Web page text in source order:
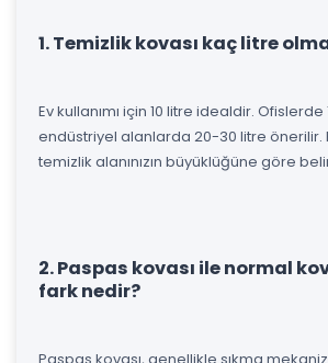
1. Temizlik kovası kaç litre
Ev kullanımı için 10 litre idealdir. Ofislerde
endüstriyel alanlarda 20-30 litre önerilir.
temizlik alanınızın büyüklüğüne göre
2. Paspas kovası ile normal
fark nedir?
Paspas kovası, genellikle sıkma